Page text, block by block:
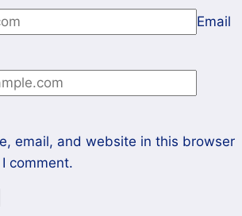
Email
email, and website in this browser
comment.